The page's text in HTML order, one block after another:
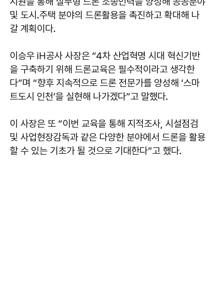
및 도시․주택 분야의 드론활용을 촉진하고 확대해 나
갈 계획이다.
이승우 iH공사 사장은 “4차 산업혁명 시대 혁신기반
을 구축하기 위해 드론교육은 필수적이라고 생각한
다”며 “향후 지속적으로 드론 전문가를 양성해 ‘스마
트도시 인천’을 실현해 나가겠다”고 말했다.
이 사장은 또 “이번 교육을 통해 지적조사, 시설점검
및 사업현장감독과 같은 다양한 분야에서 드론을 활용
할 수 있는 기초가 될 것으로 기대한다”고 했다.